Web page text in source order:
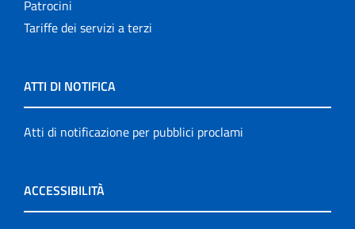
Patrocini
Tariffe dei servizi a terzi
ATTI DI NOTIFICA
Atti di notificazione per pubblici proclami
ACCESSIBILITÀ